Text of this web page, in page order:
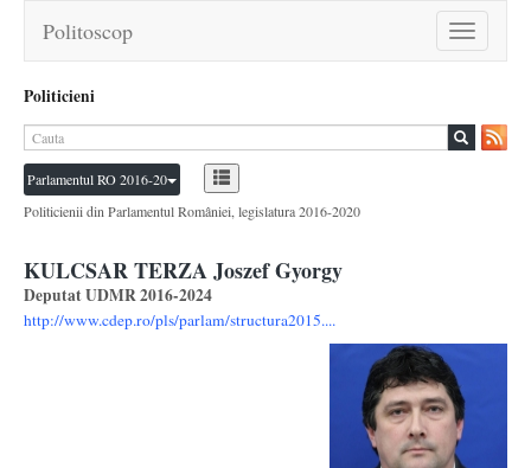
Toggle
navigation
Politoscop
Politicieni
Parlamentul RO 2016-20
Politicienii din Parlamentul României, legislatura 2016-2020
KULCSAR TERZA Joszef Gyorgy
Deputat UDMR 2016-2024
http://www.cdep.ro/pls/parlam/structura2015....